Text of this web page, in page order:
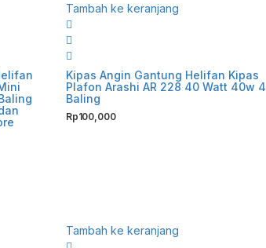
Tambah ke keranjang
Kipas Angin Gantung Helifan Kipas
Plafon Arashi AR 228 40 Watt 40w 4
Baling
Rp100,000
Tambah ke keranjang